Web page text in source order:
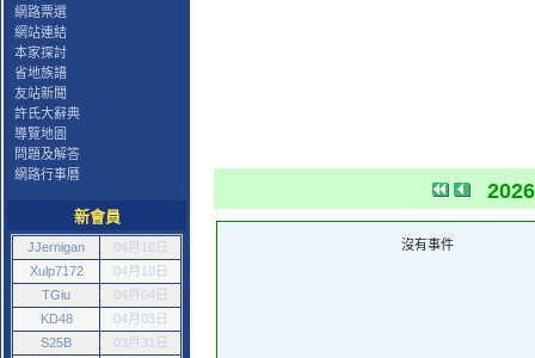
網路票選
網站連結
本家探討
省地族譜
友站新聞
許氏大辭典
導覽地圖
問題及解答
網路行事曆
新會員
JJernigan
04月10日
Xulp7172
04月10日
TGiu
04月04日
KD48
04月03日
S25B
03月31日
沒有事件